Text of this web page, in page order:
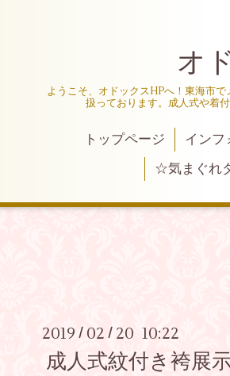
オ
ようこそ、オドックスHPへ！東海市
扱っております。成人式や着
トップページ インフ
☆気まぐれ
2019 / 02 / 20 10:22
成人式紋付き袴展